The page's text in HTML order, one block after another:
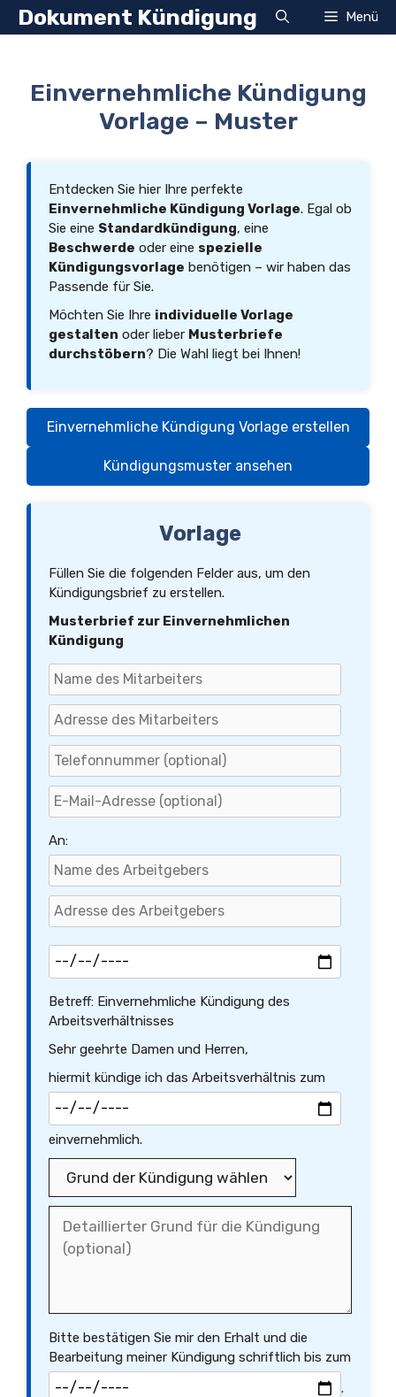
Zum
InhaltDokument Kündigung Menü
Einvernehmliche Kündigung
Vorlage – Muster
Entdecken Sie hier Ihre perfekte
Einvernehmliche Kündigung Vorlage. Egal ob
Sie eine Standardkündigung, eine
Beschwerde oder eine spezielle
Kündigungsvorlage benötigen – wir haben das
Passende für Sie.
Möchten Sie Ihre individuelle Vorlage
gestalten oder lieber Musterbriefe
durchstöbern? Die Wahl liegt bei Ihnen!
Einvernehmliche Kündigung Vorlage erstellen
Kündigungsmuster ansehen
Vorlage
Füllen Sie die folgenden Felder aus, um den
Kündigungsbrief zu erstellen.
Musterbrief zur Einvernehmlichen
Kündigung
An:
Betreff: Einvernehmliche Kündigung des
Arbeitsverhältnisses
Sehr geehrte Damen und Herren,
hiermit kündige ich das Arbeitsverhältnis zum
einvernehmlich.
Bitte bestätigen Sie mir den Erhalt und die
Bearbeitung meiner Kündigung schriftlich bis zum
.